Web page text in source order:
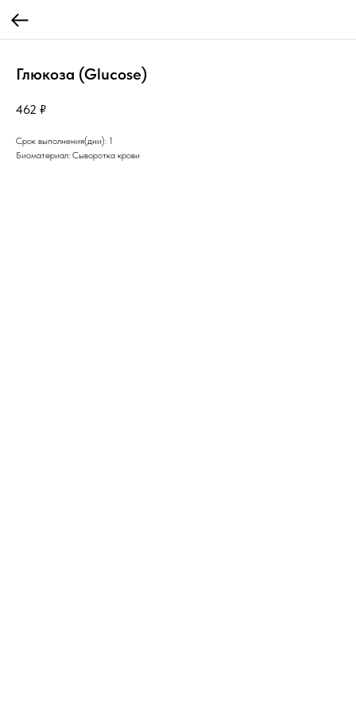
Глюкоза (Glucose)
462 ₽
Срок выполнения(дни): 1
Биоматериал: Сыворотка крови